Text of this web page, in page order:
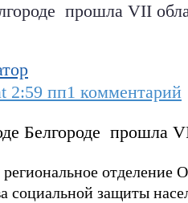
прошла VII
2:59 пп1 комментарий
региональное
социальной защиты